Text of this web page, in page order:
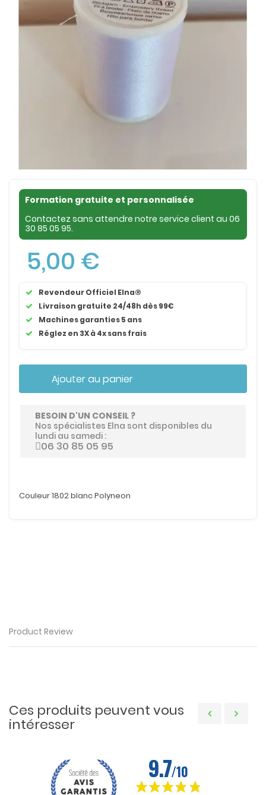
Formation gratuite et personnalisée
Contactez sans attendre notre service client au 06
30 85 05 95.
5,00 €
Revendeur Officiel Elna®
Livraison gratuite 24/48h dès 99€
Machines garanties 5 ans
Réglez en 3X à 4x sans frais
Ajouter au panier
BESOIN D'UN CONSEIL ?
Nos spécialistes Elna sont disponibles du
lundi au samedi :
06 30 85 05 95
Couleur 1802 blanc Polyneon
Product Review
Ces produits peuvent vous
intéresser